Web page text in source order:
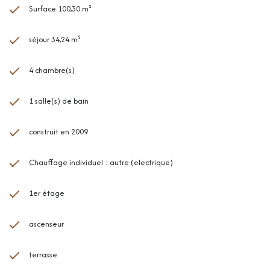
Surface 100,30 m²
séjour 34,24 m²
4 chambre(s)
1 salle(s) de bain
construit en 2009
Chauffage individuel : autre (electrique)
1er étage
ascenseur
terrasse